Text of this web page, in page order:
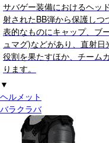
サバゲー装備におけるヘッ
射されたBB弾から保護し
表的なものにキャップ、ブ
ュマグ)などがあり、直射
役割を果たすほか、チーム
ります。
▼
ヘルメット
バラクラバ